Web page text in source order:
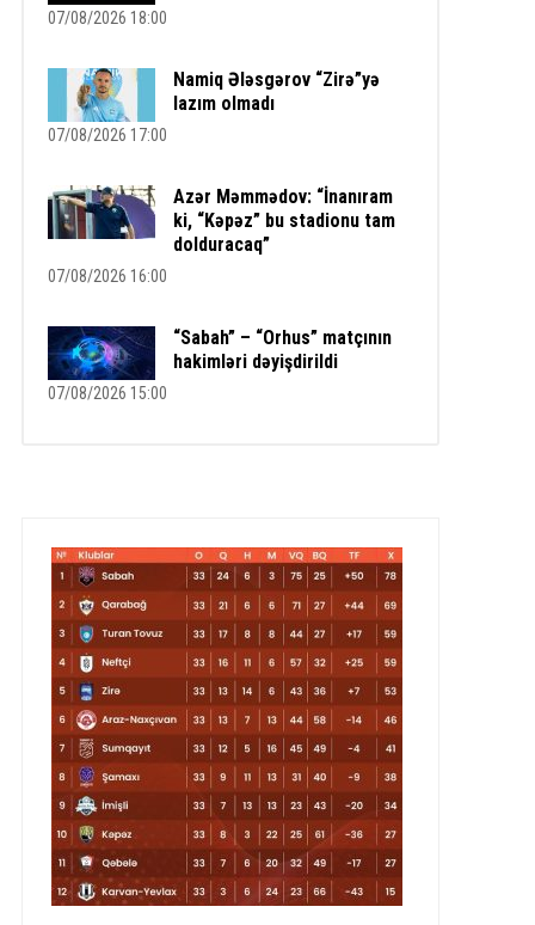
07/08/2026 18:00
Namiq Ələsgərov “Zirə”yə
lazım olmadı
07/08/2026 17:00
Azər Məmmədov: “İnanıram
ki, “Kəpəz” bu stadionu tam
dolduracaq”
07/08/2026 16:00
“Sabah” – “Orhus” matçının
hakimləri dəyişdirildi
07/08/2026 15:00